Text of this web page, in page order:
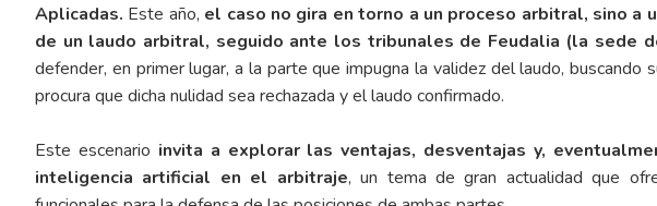
Aplicadas. Este año, el caso no gira en torno a un proceso arbitral, sino a
de un laudo arbitral, seguido ante los tribunales de Feudalia (la sede
defender, en primer lugar, a la parte que impugna la validez del laudo, buscando
procura que dicha nulidad sea rechazada y el laudo confirmado.
Este escenario invita a explorar las ventajas, desventajas y,
inteligencia artificial en el arbitraje, un tema de gran actualidad que